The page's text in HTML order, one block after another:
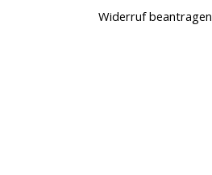
Widerruf beantragen